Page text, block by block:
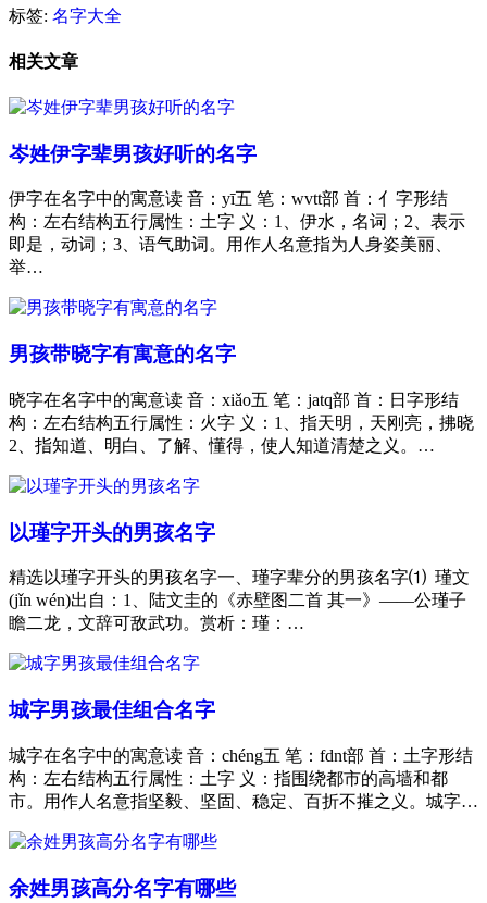
标签: 名字大全
相关文章
岑姓伊字辈男孩好听的名字
伊字在名字中的寓意读 音：yī五 笔：wvtt部 首：亻字形结
构：左右结构五行属性：土字 义：1、伊水，名词；2、表示
即是，动词；3、语气助词。用作人名意指为人身姿美丽、
举…
男孩带晓字有寓意的名字
晓字在名字中的寓意读 音：xiǎo五 笔：jatq部 首：日字形结
构：左右结构五行属性：火字 义：1、指天明，天刚亮，拂晓
2、指知道、明白、了解、懂得，使人知道清楚之义。…
以瑾字开头的男孩名字
精选以瑾字开头的男孩名字一、瑾字辈分的男孩名字⑴ 瑾文
(jǐn wén)出自：1、陆文圭的《赤壁图二首 其一》——公瑾子
瞻二龙，文辞可敌武功。赏析：瑾：…
城字男孩最佳组合名字
城字在名字中的寓意读 音：chéng五 笔：fdnt部 首：土字形结
构：左右结构五行属性：土字 义：指围绕都市的高墙和都
市。用作人名意指坚毅、坚固、稳定、百折不摧之义。城字…
余姓男孩高分名字有哪些